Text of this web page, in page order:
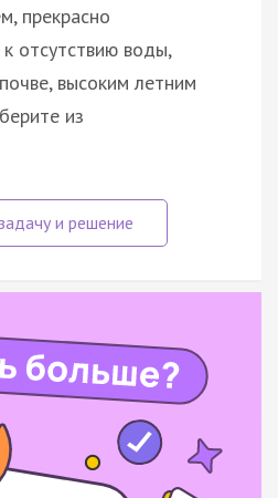
прекрасно
отсутствию воды,
высоким летним
из